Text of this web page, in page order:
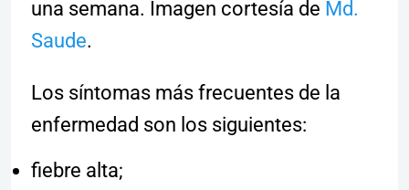
una semana. Imagen cortesía de Md.
Saude.
Los síntomas más frecuentes de la
enfermedad son los siguientes:
fiebre alta;